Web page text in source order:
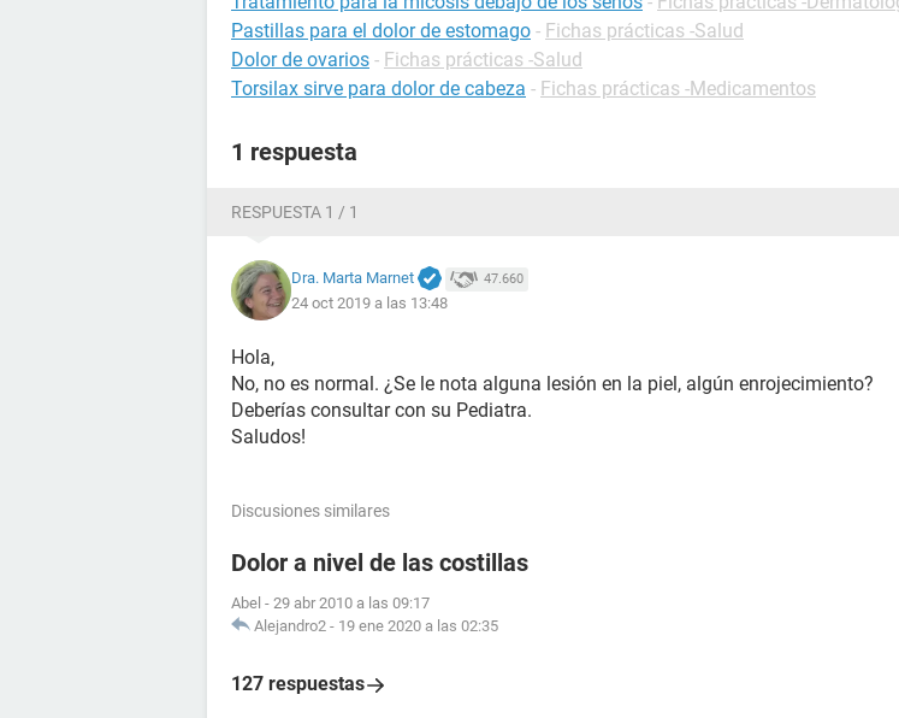
Pastillas para el dolor de estomago - Fichas prácticas -Salud
Dolor de ovarios - Fichas prácticas -Salud
Torsilax sirve para dolor de cabeza - Fichas prácticas -Medicamentos
1 respuesta
RESPUESTA 1 / 1
Dra. Marta Marnet 47.660
24 oct 2019 a las 13:48
Hola,
No, no es normal. ¿Se le nota alguna lesión en la piel, algún enrojecimiento?
Deberías consultar con su Pediatra.
Saludos!
Discusiones similares
Dolor a nivel de las costillas
Abel - 29 abr 2010 a las 09:17
Alejandro2 - 19 ene 2020 a las 02:35
127 respuestas